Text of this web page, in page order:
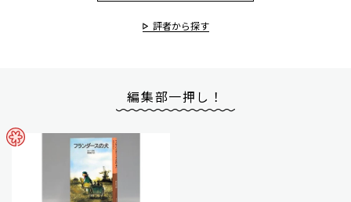
評者から探す
編集部一押し！